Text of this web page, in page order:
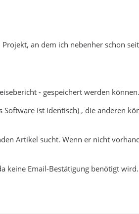
an dem ich nebenher schon
- gespeichert werden können.
ist identisch) , die anderen
Artikel sucht. Wenn er nicht
keine Email-Bestätigung benötigt